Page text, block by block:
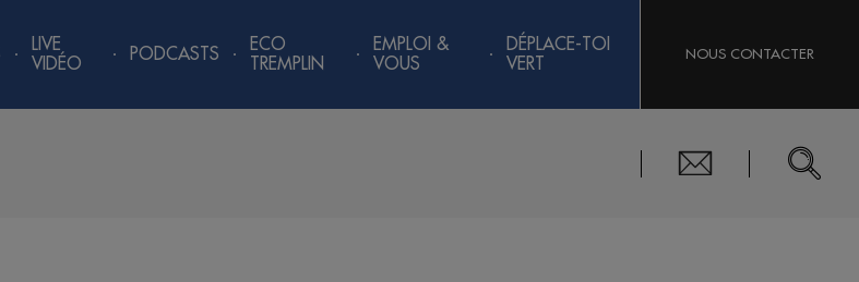
LIVE
VIDÉO
PODCASTS
ECO
TREMPLIN
EMPLOI &
VOUS
DÉPLACE-TOI
VERT
NOUS CONTACTER